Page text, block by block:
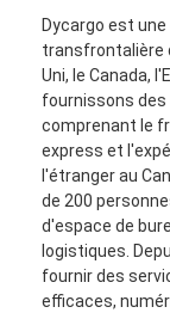
Dycargo est
transfrontalière
Uni, le Canada,
fournissons
comprenant le
express et
l'étranger au
de 200
d'espace de
logistiques.
fournir des
efficaces,